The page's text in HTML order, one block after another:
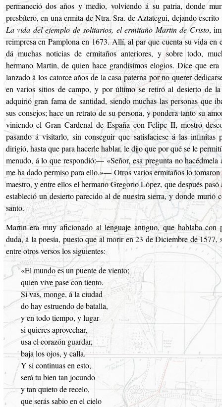
permaneció dos años y medio, volviendo á su patria, donde
presbítero, en una ermita de Ntra. Sra. de Aztategui, dejando
La vida del ejemplo de solitarios, el ermitaño Martin de Cristo,
reimpresa en Pamplona en 1673. Allí, al par que cuenta su vida en
dá muchas noticias de ermitaños anteriores, y sobre todo,
hermano Martin, de quien hace grandísimos elogios. Dice que
lanzado á los catorce años de la casa paterna por no querer
en varios sitios de campo, y por último se retiró al desierto de
adquirió gran fama de santidad, siendo muchas las personas que
sus consejos; hace un retrato de su persona, y pondera tanto su
viniendo el Gran Cardenal de España con Felipe II, mostró
pasando á visitarlo, sin conseguir que satisfaciese á las infinitas
dirigió, hasta que para hacerle hablar, le dijo que por qué se le
menudo, á lo que respondió:— «Señor, esa pregunta no
me ha dado permiso para ello.»— Otros varios ermitaños lo
maestro, y entre ellos el hermano Gregorio López, que después
estableció un desierto parecido al de nuestra sierra, y donde murió
santo.
Martin era muy aficionado al lenguaje antiguo, que hablaba con
duda, á la poesía, puesto que al morir en 23 de Diciembre de 1577,
entre otros versos los siguientes:
«El mundo es un puente de viento;
quien vive pase con tiento.
Si vas, monge, á la ciudad
do hay estruendo de batalla,
y en todo tiempo, y lugar
si quieres aprovechar,
usa el corazón guardar,
baja los ojos, y calla.
Y si continuas en esto,
será tu bien tan jocundo
y tan quieto de recelo,
que serás sabio en el cielo